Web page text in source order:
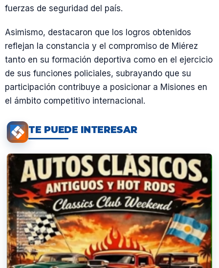
fuerzas de seguridad del país.
Asimismo, destacaron que los logros obtenidos
reflejan la constancia y el compromiso de Miérez
tanto en su formación deportiva como en el ejercicio
de sus funciones policiales, subrayando que su
participación contribuye a posicionar a Misiones en
el ámbito competitivo internacional.
TE PUEDE INTERESAR